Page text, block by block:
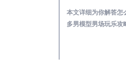
本文详细为你解答怎
多男模型男场玩乐攻